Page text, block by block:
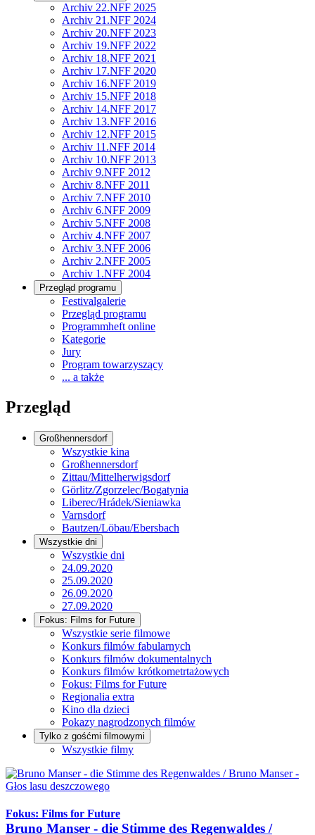
Archiv 22.NFF 2025
Archiv 21.NFF 2024
Archiv 20.NFF 2023
Archiv 19.NFF 2022
Archiv 18.NFF 2021
Archiv 17.NFF 2020
Archiv 16.NFF 2019
Archiv 15.NFF 2018
Archiv 14.NFF 2017
Archiv 13.NFF 2016
Archiv 12.NFF 2015
Archiv 11.NFF 2014
Archiv 10.NFF 2013
Archiv 9.NFF 2012
Archiv 8.NFF 2011
Archiv 7.NFF 2010
Archiv 6.NFF 2009
Archiv 5.NFF 2008
Archiv 4.NFF 2007
Archiv 3.NFF 2006
Archiv 2.NFF 2005
Archiv 1.NFF 2004
Przegląd programu
Festivalgalerie
Przegląd programu
Programmheft online
Kategorie
Jury
Program towarzyszący
... a także
Przegląd
Großhennersdorf
Wszystkie kina
Großhennersdorf
Zittau/Mittelherwigsdorf
Görlitz/Zgorzelec/Bogatynia
Liberec/Hrádek/Sieniawka
Varnsdorf
Bautzen/Löbau/Ebersbach
Wszystkie dni
Wszystkie dni
24.09.2020
25.09.2020
26.09.2020
27.09.2020
Fokus: Films for Future
Wszystkie serie filmowe
Konkurs filmów fabularnych
Konkurs filmów dokumentalnych
Konkurs filmów krótkometrtażowych
Fokus: Films for Future
Regionalia extra
Kino dla dzieci
Pokazy nagrodzonych filmów
Tylko z gośćmi filmowymi
Wszystkie filmy
Fokus: Films for Future
Bruno Manser - die Stimme des Regenwaldes /